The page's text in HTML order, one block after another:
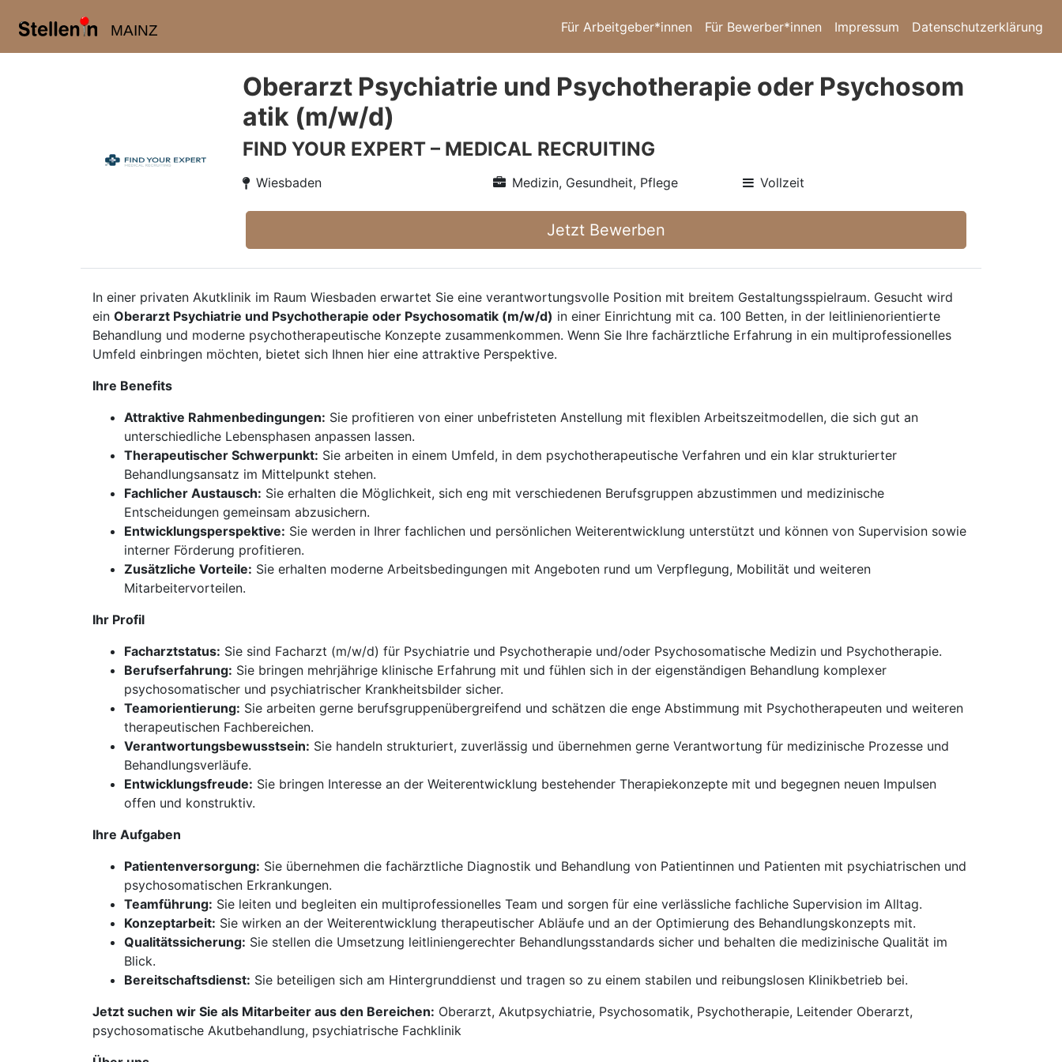
MAINZ Für Arbeitgeber*innen Für Bewerber*innen Impressum Datenschutzerklärung
Oberarzt Psychiatrie und Psychotherapie oder Psychosom
atik (m/w/d)
FIND YOUR EXPERT – MEDICAL RECRUITING
Wiesbaden Medizin, Gesundheit, Pflege Vollzeit
Jetzt Bewerben
In einer privaten Akutklinik im Raum Wiesbaden erwartet Sie eine verantwortungsvolle Position mit breitem Gestaltungsspielraum. Gesucht wird
ein Oberarzt Psychiatrie und Psychotherapie oder Psychosomatik (m/w/d) in einer Einrichtung mit ca. 100 Betten, in der leitlinienorientierte
Behandlung und moderne psychotherapeutische Konzepte zusammenkommen. Wenn Sie Ihre fachärztliche Erfahrung in ein multiprofessionelles
Umfeld einbringen möchten, bietet sich Ihnen hier eine attraktive Perspektive.
Ihre Benefits
Attraktive Rahmenbedingungen: Sie profitieren von einer unbefristeten Anstellung mit flexiblen Arbeitszeitmodellen, die sich gut an
unterschiedliche Lebensphasen anpassen lassen.
Therapeutischer Schwerpunkt: Sie arbeiten in einem Umfeld, in dem psychotherapeutische Verfahren und ein klar strukturierter
Behandlungsansatz im Mittelpunkt stehen.
Fachlicher Austausch: Sie erhalten die Möglichkeit, sich eng mit verschiedenen Berufsgruppen abzustimmen und medizinische
Entscheidungen gemeinsam abzusichern.
Entwicklungsperspektive: Sie werden in Ihrer fachlichen und persönlichen Weiterentwicklung unterstützt und können von Supervision sowie
interner Förderung profitieren.
Zusätzliche Vorteile: Sie erhalten moderne Arbeitsbedingungen mit Angeboten rund um Verpflegung, Mobilität und weiteren
Mitarbeitervorteilen.
Ihr Profil
Facharztstatus: Sie sind Facharzt (m/w/d) für Psychiatrie und Psychotherapie und/oder Psychosomatische Medizin und Psychotherapie.
Berufserfahrung: Sie bringen mehrjährige klinische Erfahrung mit und fühlen sich in der eigenständigen Behandlung komplexer
psychosomatischer und psychiatrischer Krankheitsbilder sicher.
Teamorientierung: Sie arbeiten gerne berufsgruppenübergreifend und schätzen die enge Abstimmung mit Psychotherapeuten und weiteren
therapeutischen Fachbereichen.
Verantwortungsbewusstsein: Sie handeln strukturiert, zuverlässig und übernehmen gerne Verantwortung für medizinische Prozesse und
Behandlungsverläufe.
Entwicklungsfreude: Sie bringen Interesse an der Weiterentwicklung bestehender Therapiekonzepte mit und begegnen neuen Impulsen
offen und konstruktiv.
Ihre Aufgaben
Patientenversorgung: Sie übernehmen die fachärztliche Diagnostik und Behandlung von Patientinnen und Patienten mit psychiatrischen und
psychosomatischen Erkrankungen.
Teamführung: Sie leiten und begleiten ein multiprofessionelles Team und sorgen für eine verlässliche fachliche Supervision im Alltag.
Konzeptarbeit: Sie wirken an der Weiterentwicklung therapeutischer Abläufe und an der Optimierung des Behandlungskonzepts mit.
Qualitätssicherung: Sie stellen die Umsetzung leitliniengerechter Behandlungsstandards sicher und behalten die medizinische Qualität im
Blick.
Bereitschaftsdienst: Sie beteiligen sich am Hintergrunddienst und tragen so zu einem stabilen und reibungslosen Klinikbetrieb bei.
Jetzt suchen wir Sie als Mitarbeiter aus den Bereichen: Oberarzt, Akutpsychiatrie, Psychosomatik, Psychotherapie, Leitender Oberarzt,
psychosomatische Akutbehandlung, psychiatrische Fachklinik